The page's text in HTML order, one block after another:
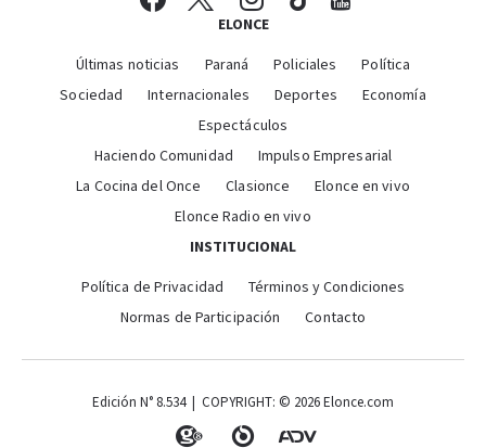
ELONCE
Últimas noticias Paraná Policiales
Política
Sociedad
Internacionales Deportes
Economía
Espectáculos
Haciendo Comunidad
Impulso Empresarial
La Cocina del Once
Clasionce
Elonce en vivo
Elonce Radio en vivo
INSTITUCIONAL
Política de Privacidad
Términos y Condiciones
Normas de Participación
Contacto
Edición N° 8.534 | COPYRIGHT: © 2026 Elonce.com